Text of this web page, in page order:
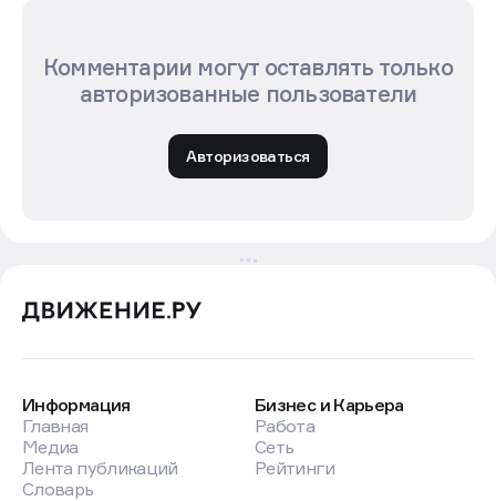
Комментарии могут оставлять только
авторизованные пользователи
Авторизоваться
Информация
Главная
Медиа
Лента публикаций
Словарь
Бизнес и Карьера
Работа
Сеть
Рейтинги